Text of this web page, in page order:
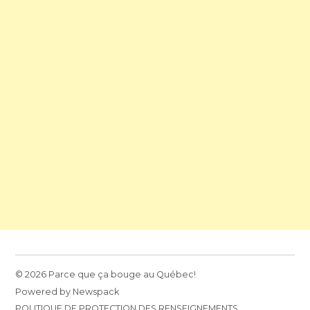
© 2026 Parce que ça bouge au Québec!
Powered by Newspack